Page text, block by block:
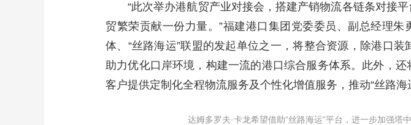
“此次举办港航贸产业对接会，搭建产销物流各链条对接
贸繁荣贡献一份力量。”福建港口集团党委委员、副总经理
体、“丝路海运”联盟的发起单位之一，将整合资源，除港口
助力优化口岸环境，构建一流的港口综合服务体系。此外，
客户提供定制化全程物流服务及个性化增值服务，推动“丝路海
达姆多罗夫·卡龙希望借助“丝路海运”平台，进一步加强